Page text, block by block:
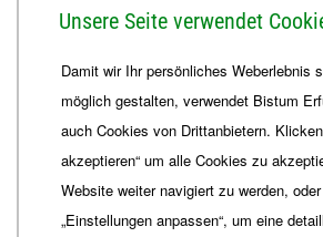
+49 361 6572-444
ordinariat Bistum-Erfurt.de
Unsere Seite verwendet
Damit wir Ihr persönliches Weberlebnis
möglich gestalten, verwendet Bistum
auch Cookies von Drittanbietern.
akzeptieren“ um alle Cookies zu
Website weiter navigiert zu werden,
„Einstellungen anpassen“, um eine